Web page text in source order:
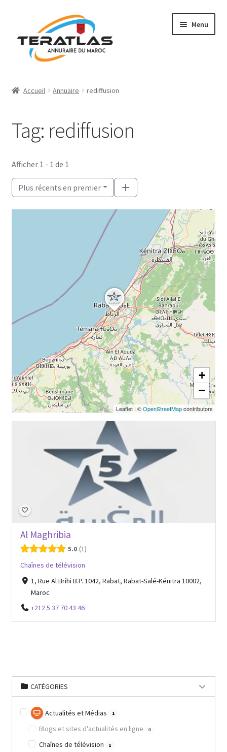
navigation
contenu
Menu
Annuaire
Mon compte
Accueil Annuaire rediffusion
Tag: rediffusion
Afficher 1 - 1 de 1
Plus récents en premier
Al Maghribia
5.0 1
Chaînes de télévision
1, Rue Al Brihi B.P. 1042, Rabat, Rabat-Salé-Kénitra 10002,
Maroc
+212 5 37 70 43 46
+
−
Leaflet | ©OpenStreetMapcontributors
CATÉGORIES
Actualités et Médias 1
Blogs et sites d'actualités en ligne 0
Chaînes de télévision 1